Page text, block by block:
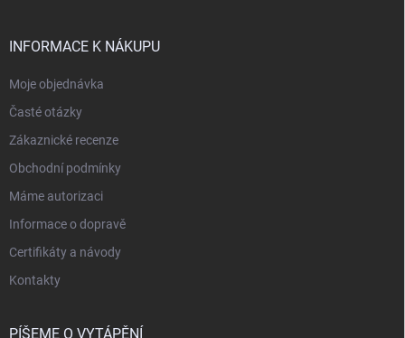
INFORMACE K NÁKUPU
Moje objednávka
Časté otázky
Zákaznické recenze
Obchodní podmínky
Máme autorizaci
Informace o dopravě
Certifikáty a návody
Kontakty
PÍŠEME O VYTÁPĚNÍ